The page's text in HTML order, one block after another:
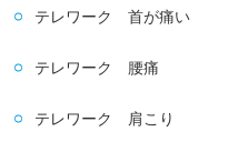
テレワーク 首が痛い
テレワーク 腰痛
テレワーク 肩こり